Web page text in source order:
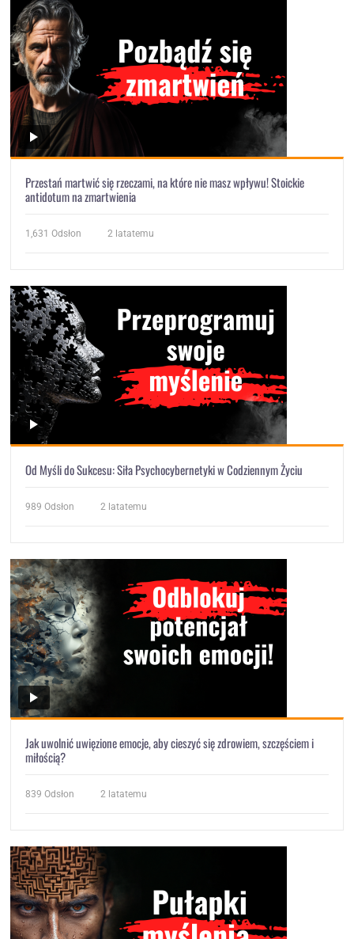
Przestań martwić się rzeczami, na które nie masz wpływu! Stoickie
antidotum na zmartwienia
1,631 Odsłon 2 latatemu
Od Myśli do Sukcesu: Siła Psychocybernetyki w Codziennym Życiu
989 Odsłon 2 latatemu
Jak uwolnić uwięzione emocje, aby cieszyć się zdrowiem, szczęściem i
miłością?
839 Odsłon 2 latatemu